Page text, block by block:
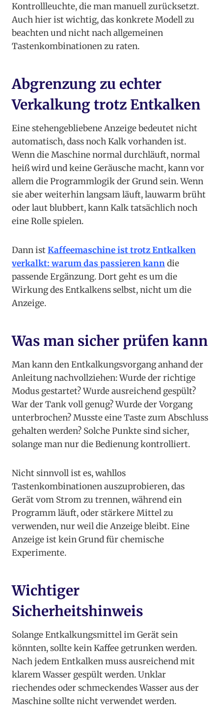
Kontrollleuchte, die man manuell zurücksetzt.
Auch hier ist wichtig, das konkrete Modell zu
beachten und nicht nach allgemeinen
Tastenkombinationen zu raten.
Abgrenzung zu echter
Verkalkung trotz Entkalken
Eine stehengebliebene Anzeige bedeutet nicht
automatisch, dass noch Kalk vorhanden ist.
Wenn die Maschine normal durchläuft, normal
heiß wird und keine Geräusche macht, kann vor
allem die Programmlogik der Grund sein. Wenn
sie aber weiterhin langsam läuft, lauwarm brüht
oder laut blubbert, kann Kalk tatsächlich noch
eine Rolle spielen.
Dann istKaffeemaschine ist trotz Entkalken
verkalkt: warum das passieren kanndie
passende Ergänzung. Dort geht es um die
Wirkung des Entkalkens selbst, nicht um die
Anzeige.
Was man sicher prüfen kann
Man kann den Entkalkungsvorgang anhand der
Anleitung nachvollziehen: Wurde der richtige
Modus gestartet? Wurde ausreichend gespült?
War der Tank voll genug? Wurde der Vorgang
unterbrochen? Musste eine Taste zum Abschluss
gehalten werden? Solche Punkte sind sicher,
solange man nur die Bedienung kontrolliert.
Nicht sinnvoll ist es, wahllos
Tastenkombinationen auszuprobieren, das
Gerät vom Strom zu trennen, während ein
Programm läuft, oder stärkere Mittel zu
verwenden, nur weil die Anzeige bleibt. Eine
Anzeige ist kein Grund für chemische
Experimente.
Wichtiger
Sicherheitshinweis
Solange Entkalkungsmittel im Gerät sein
könnten, sollte kein Kaffee getrunken werden.
Nach jedem Entkalken muss ausreichend mit
klarem Wasser gespült werden. Unklar
riechendes oder schmeckendes Wasser aus der
Maschine sollte nicht verwendet werden.